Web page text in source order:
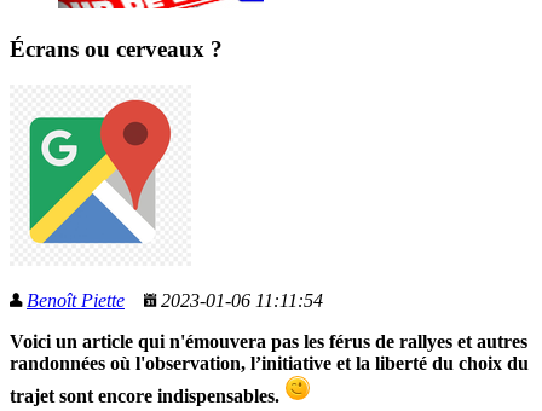
Écrans ou cerveaux ?
Benoît Piette
2023-01-06 11:11:54
Voici un article qui n'émouvera pas les férus de rallyes et autres
randonnées où l'observation, l’initiative et la liberté du choix du
trajet sont encore indispensables.